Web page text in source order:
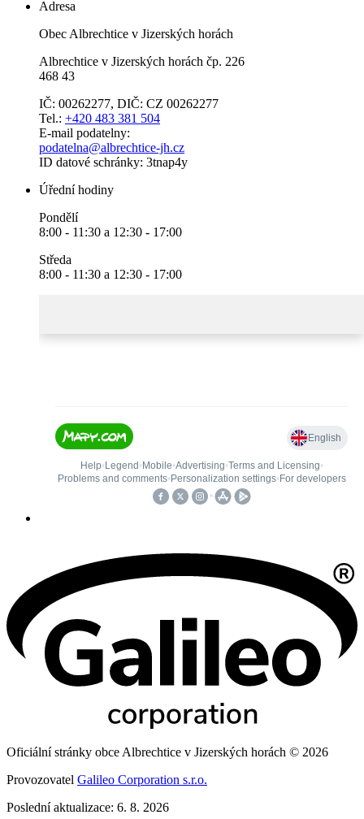
Adresa
Obec Albrechtice v Jizerských horách
Albrechtice v Jizerských horách čp. 226
468 43
IČ: 00262277, DIČ: CZ 00262277
Tel.: +420 483 381 504
E-mail podatelny:
podatelna@albrechtice-jh.cz
ID datové schránky: 3tnap4y
Úřední hodiny
Pondělí
8:00 - 11:30 a 12:30 - 17:00
Středa
8:00 - 11:30 a 12:30 - 17:00
Oficiální stránky obce Albrechtice v Jizerských horách © 2026
Provozovatel Galileo Corporation s.r.o.
Poslední aktualizace: 6. 8. 2026